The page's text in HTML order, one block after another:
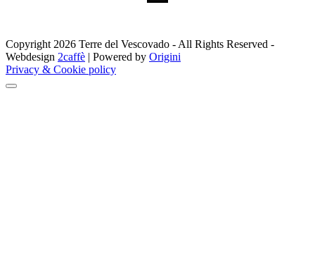
Copyright 2026 Terre del Vescovado - All Rights Reserved -
Webdesign 2caffè | Powered by Origini
Privacy & Cookie policy